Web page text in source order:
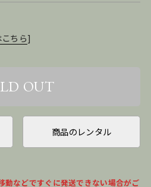
ちら]
商品のレンタル
動などですぐに発送できない場合がご